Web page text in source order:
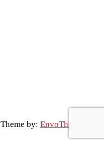
Theme by: EnvoThemes